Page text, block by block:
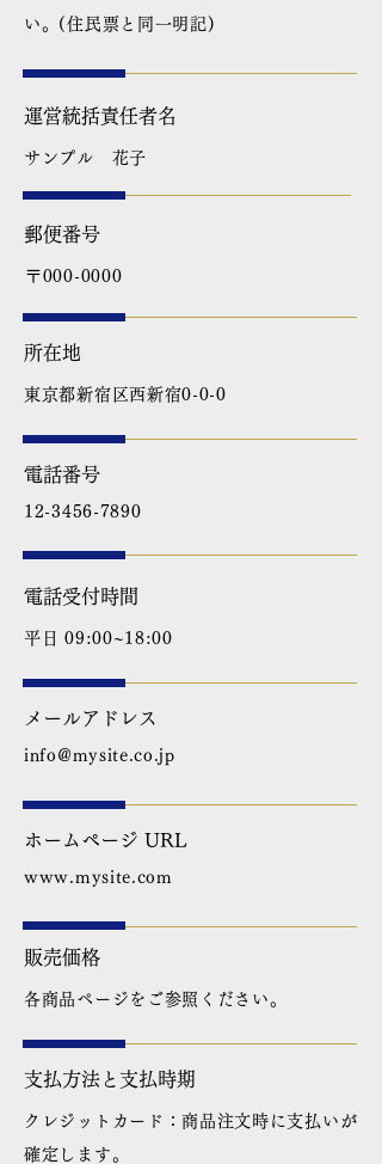
い。(住民票と同一明記)
運営統括責任者名
サンプル 花子
郵便番号
〒000-0000
所在地
東京都新宿区西新宿0-0-0
電話番号
12-3456-7890
電話受付時間
平日 09:00~18:00
メールアドレス
info@mysite.co.jp
ホームページ URL
www.mysite.com
販売価格
各商品ページをご参照ください。
支払方法と支払時期
クレジットカード：商品注文時に支払いが
確定します。